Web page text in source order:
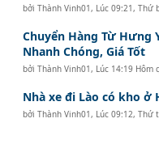
bởiThành Vinh01 , Lúc 09:21, Thứ
Chuyển Hàng Từ Hưng
Nhanh Chóng, Giá Tốt
bởiThành Vinh01 , Lúc 14:19 Hôm
Nhà xe đi Lào có kho ở
bởiThành Vinh01 , Lúc 09:12, Thứ